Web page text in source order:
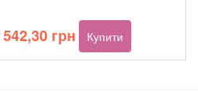
Оригінальна
ціна:
542,30 грнПоточна
ціна:
Купити